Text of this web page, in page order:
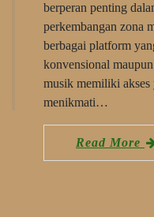
berperan penting
perkembangan zona
berbagai platform
konvensional
musik memiliki
menikmati…
Read More